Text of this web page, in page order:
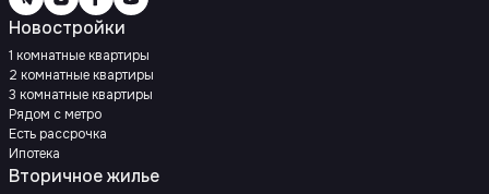
Новостройки
1 комнатные квартиры
2 комнатные квартиры
3 комнатные квартиры
Рядом с метро
Есть рассрочка
Ипотека
Вторичное жилье